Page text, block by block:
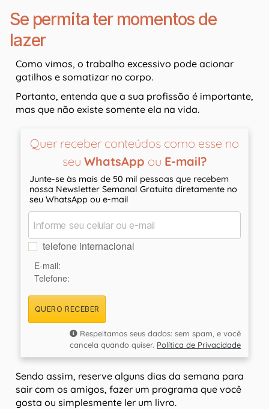
Se permita ter momentos de
lazer
Como vimos, o trabalho excessivo pode acionar
gatilhos e somatizar no corpo.
Portanto, entenda que a sua profissão é importante,
mas que não existe somente ela na vida.
Quer receber conteúdos como esse no
seu WhatsApp ou E-mail?
Junte-se às mais de 50 mil pessoas que recebem
nossa Newsletter Semanal Gratuita diretamente no
seu WhatsApp ou e-mail
telefone internacional
E-mail:
Telefone:
QUERO RECEBER
Respeitamos seus dados: sem spam, e você
cancela quando quiser. Política de Privacidade
Sendo assim, reserve alguns dias da semana para
sair com os amigos, fazer um programa que você
gosta ou simplesmente ler um livro.